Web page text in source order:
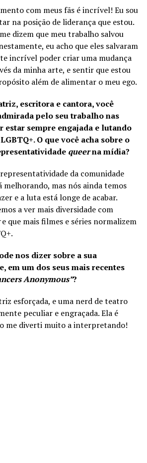
com meus fãs é incrível! Eu sou
na posição de liderança que estou.
dizem que meu trabalho salvou
eu acho que eles salvaram
incrível poder criar uma mudança
da minha arte, e sentir que estou
além de alimentar o meu ego.
escritora e cantora, você
pelo seu trabalho nas
estar sempre engajada e lutando
O que você acha sobre o
queerna mídia?
da comunidade
mas nós ainda temos
e a luta está longe de acabar.
a ver mais diversidade com
e que mais filmes e séries normalizem
nos dizer sobre a sua
em um dos seus mais recentes
Anonymous”?
esforçada, e uma nerd de teatro
peculiar e engraçada. Ela é
me diverti muito a interpretando!